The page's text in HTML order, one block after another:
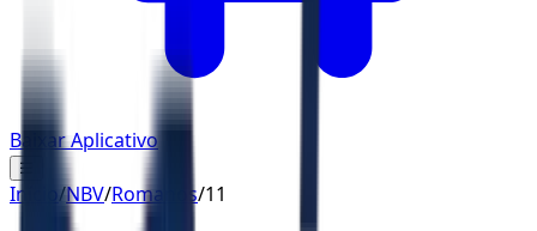
Baixar Aplicativo
☰
Início /NBV/Romanos/11